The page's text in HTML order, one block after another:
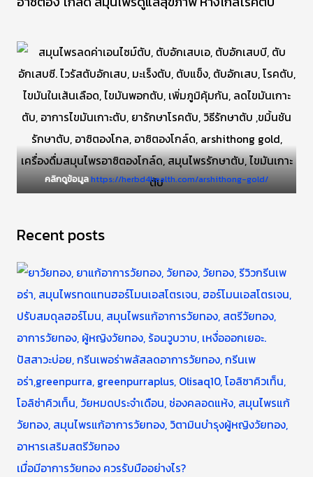
คลิกดูข้อมูลhttps://herbd4health.com/arshithong-gold/
Recent posts
เมื่อมีอาการวัยทอง ควรรับมืออย่างไร?